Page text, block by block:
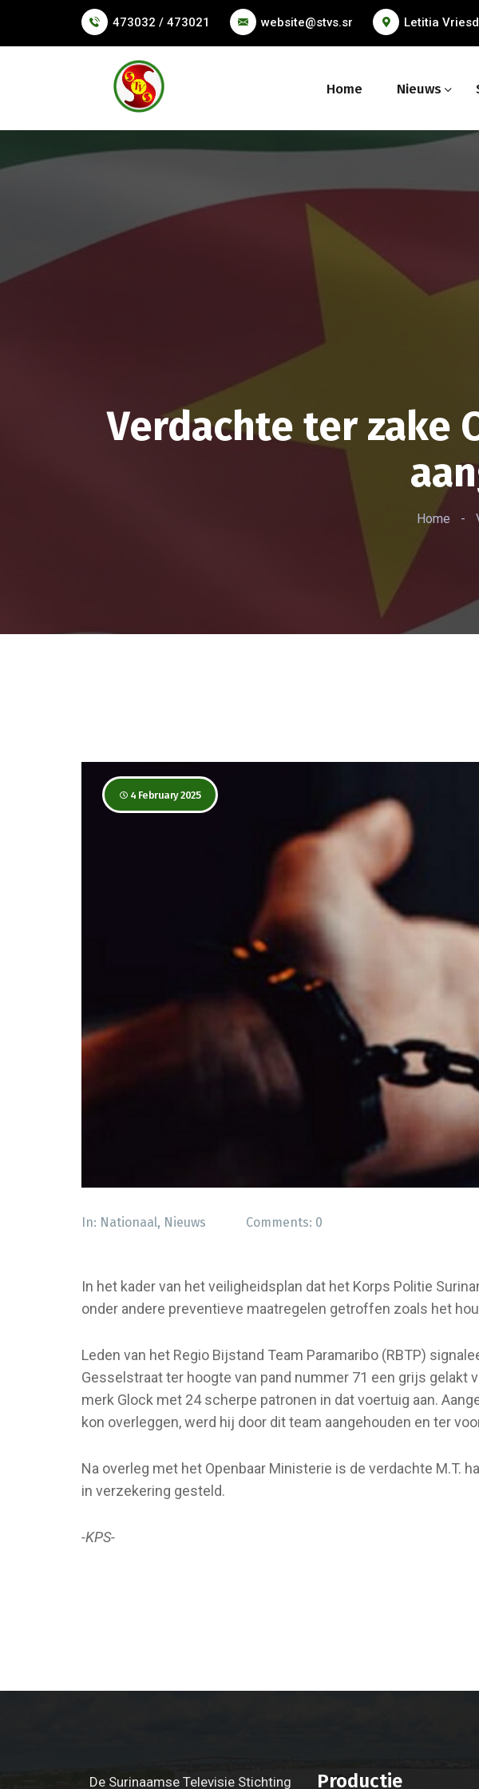
473032 / 473021 website@stvs.sr Letitia
Home Nieuws
Verdachte ter zake
Home -
4 February 2025
In: Nationaal, Nieuws Comments: 0
In het kader van het veiligheidsplan dat het Korps Politie
onder andere preventieve maatregelen getroffen zoals het
Leden van het Regio Bijstand Team Paramaribo (RBTP)
Gesselstraat ter hoogte van pand nummer 71 een grijs
merk Glock met 24 scherpe patronen in dat voertuig aan.
kon overleggen, werd hij door dit team aangehouden en ter
Na overleg met het Openbaar Ministerie is de verdachte M.T.
in verzekering gesteld.
-KPS-
De Surinaamse Televisie Stichting Productie